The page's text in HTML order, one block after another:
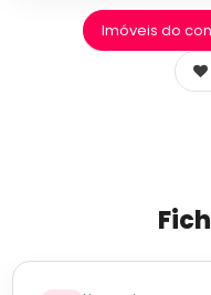
Imóveis do